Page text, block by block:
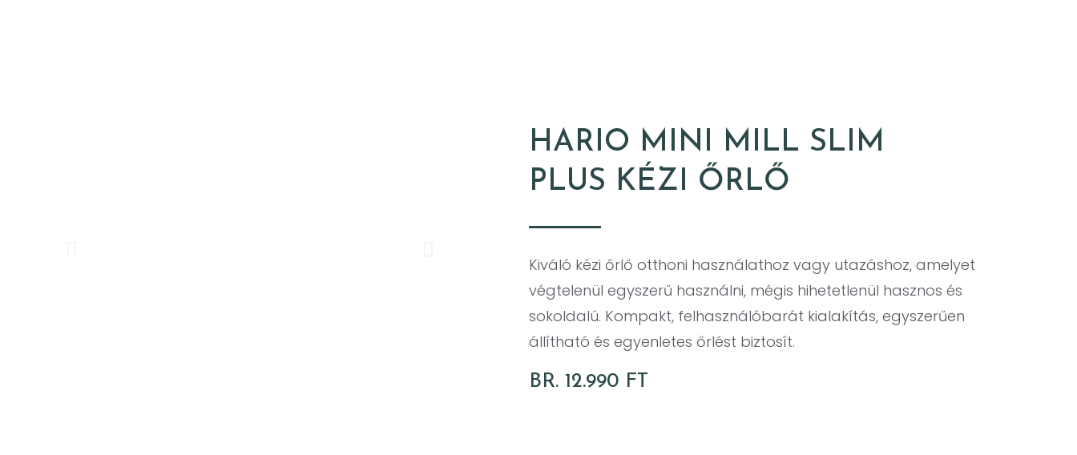
HARIO MINI MILL SLIM
PLUS KÉZI ŐRLŐ
Kiváló kézi őrlő otthoni használathoz vagy utazáshoz, amelyet
végtelenül egyszerű használni, mégis hihetetlenül hasznos és
sokoldalú. Kompakt, felhasználóbarát kialakítás, egyszerűen
állítható és egyenletes őrlést biztosít.
BR. 12.990 FT